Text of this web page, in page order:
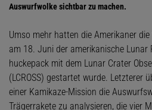
Auswurfwolke sichtbar zu machen.
Umso mehr hatten die Amerikaner
am 18. Juni der amerikanische Lunar
huckepack mit dem Lunar Crater
(LCROSS) gestartet wurde. Letzterer
einer Kamikaze-Mission die
Trägerrakete zu analysieren, die vier